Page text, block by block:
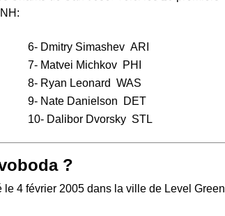
6- Dmitry Simashev ARI
7- Matvei Michkov PHI
8- Ryan Leonard
WAS
9- Nate Danielson
DET
10- Dalibor Dvorsky STL
?
4 février 2005 dans la ville de Level Green